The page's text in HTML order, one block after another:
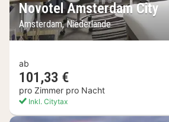
Novotel Amsterdam City
Amsterdam, Niederlande
ab
101,33 €
pro Zimmer pro Nacht
Inkl. Citytax